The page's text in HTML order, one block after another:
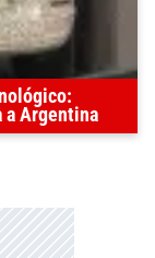
a Argentina